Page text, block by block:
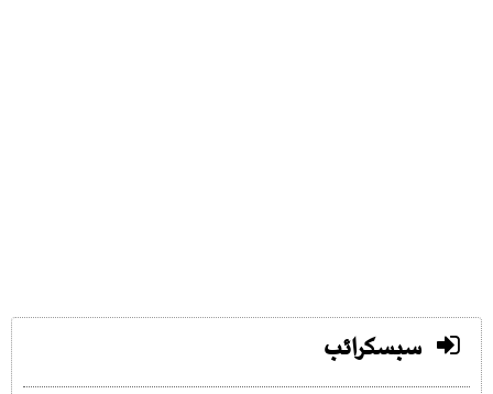
سبسکرائب